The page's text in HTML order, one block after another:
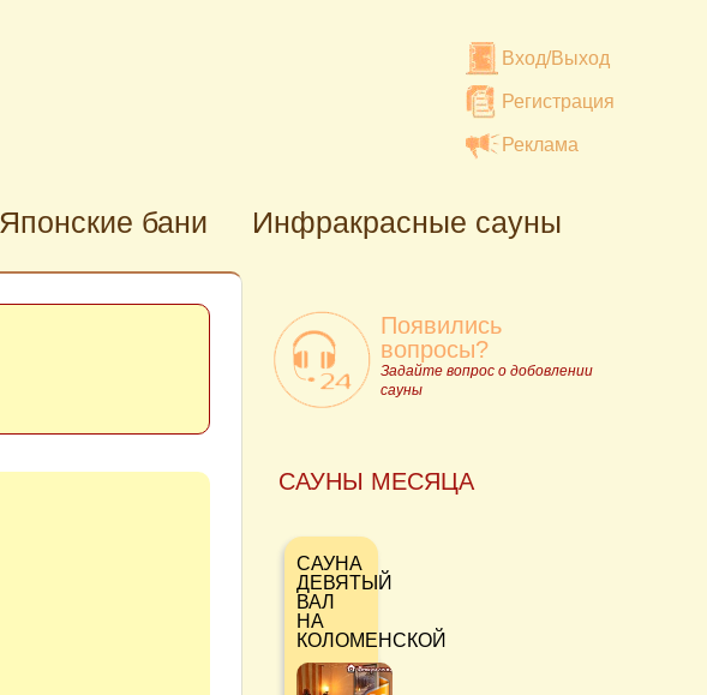
Вход/Выход
Регистрация
Реклама
Японские бани Инфракрасные сауны
Появились
вопросы?
Задайте вопрос о добовлении
сауны
САУНЫ МЕСЯЦА
САУНА
ДЕВЯТЫЙ
ВАЛ
НА
КОЛОМЕНСКОЙ